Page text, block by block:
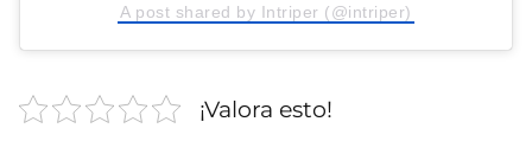
A post shared by Intriper (@intriper)
¡Valora esto!